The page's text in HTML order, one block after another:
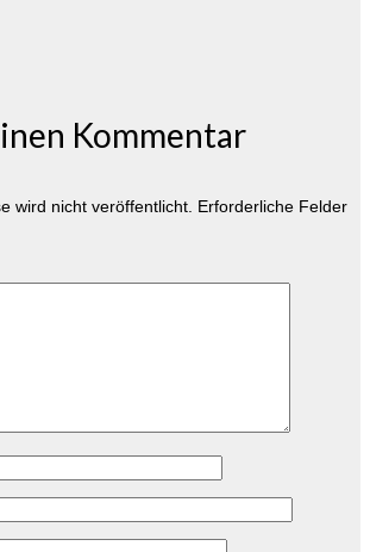
Kommentar
wird nicht veröffentlicht. Erforderliche Felder